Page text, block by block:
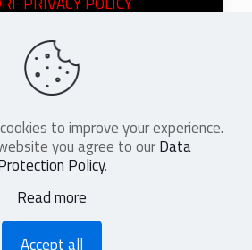
en Español. All Rights
Reserved
to improve your experience.
you agree to ourData
Policy.
Read more
Accept all